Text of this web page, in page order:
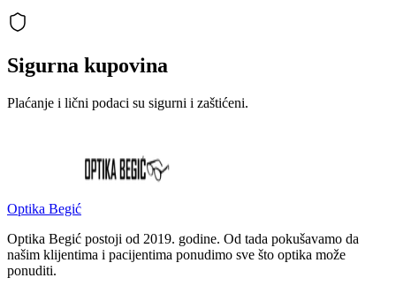
Sigurna kupovina
Plaćanje i lični podaci su sigurni i zaštićeni.
Optika Begić
Optika Begić postoji od 2019. godine. Od tada pokušavamo da
našim klijentima i pacijentima ponudimo sve što optika može
ponuditi.